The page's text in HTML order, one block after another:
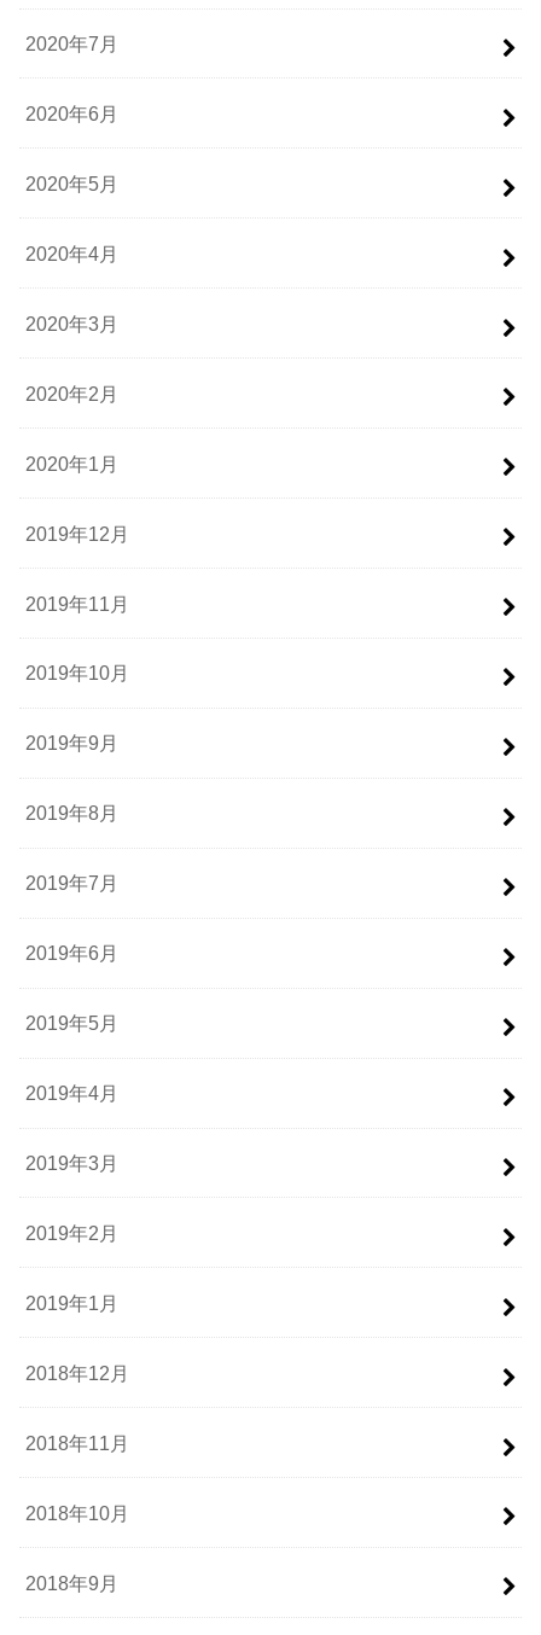
2020年7月
2020年6月
2020年5月
2020年4月
2020年3月
2020年2月
2020年1月
2019年12月
2019年11月
2019年10月
2019年9月
2019年8月
2019年7月
2019年6月
2019年5月
2019年4月
2019年3月
2019年2月
2019年1月
2018年12月
2018年11月
2018年10月
2018年9月